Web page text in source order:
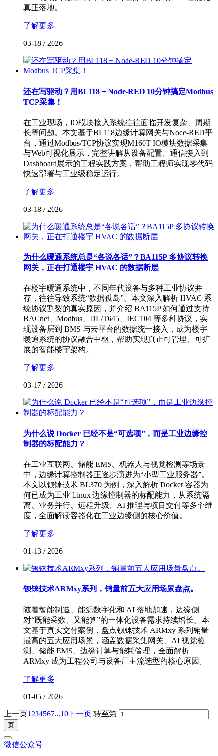
真正落地。
了解更多
03-18 / 2026
还在写驱动？用BL118 + Node-RED 10分钟搞定Modbus
TCP采集！
在工业现场，IO模块接入系统往往面临开发复杂、周期
长等问题。本文基于BL118边缘计算网关与Node-RED平
台，通过Modbus/TCP协议实现M160T IO模块数据采集
与Web可视化展示，完整讲解从设备配置、通信接入到
Dashboard展示的工程实践方案，帮助工程师实现零代码
快速部署与工业级稳定运行。
了解更多
03-18 / 2026
为什么暖通系统总是“各说各话”？BA115P 多协议转换
网关，正在打通楼宇 HVAC 的数据断层
在楼宇暖通系统中，不同年代设备与多种工业协议并
存，往往导致系统“数据孤岛”。本文深入解析 HVAC 系
统协议割裂的真实原因，并介绍 BA115P 如何通过支持
BACnet、Modbus、DL/T645、IEC104 等多种协议，实
现设备层到 BMS 与云平台的数据统一接入，成为楼宇
暖通系统的协议融合中枢，帮助实现真正可管理、可扩
展的智能楼宇架构。
了解更多
03-17 / 2026
为什么说 Docker 已经不是“可选项”，而是工业边缘控
制器的标配能力？
在工业互联网、储能 EMS、机器人与视觉检测等场景
中，边缘计算控制器正逐步演进为“小型工业服务器”。
本文以钡铼技术 BL370 为例，深入解析 Docker 容器为
何已成为工业 Linux 边缘控制器的标配能力，从系统隔
离、业务并行、远程升级、AI 推理与项目交付等多个维
度，全面解读容器化在工业边缘侧的核心价值。
了解更多
01-13 / 2026
钡铼技术ARMxy系列，销量前五大应用场景盘点。
随着智能制造、能源数字化和 AI 落地加速，边缘侧
对“既能采数、又能算”的一体化设备需求持续增长。本
文基于真实交付案例，盘点钡铼技术 ARMxy 系列销量
最高的五大应用场景，涵盖数据采集网关、AI 视觉检
测、储能 EMS、边缘计算与能耗管理，全面解析
ARMxy 成为工程公司与设备厂主流选型的核心原因。
了解更多
01-05 / 2026
上一页1 234567...10下一页 转至第
微信公众号